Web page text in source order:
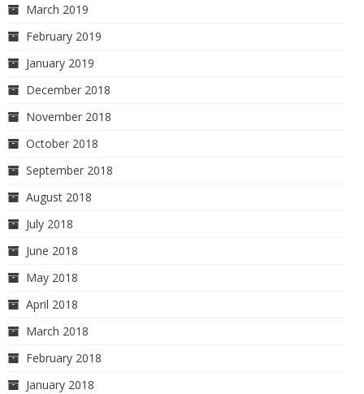
March 2019
February 2019
January 2019
December 2018
November 2018
October 2018
September 2018
August 2018
July 2018
June 2018
May 2018
April 2018
March 2018
February 2018
January 2018